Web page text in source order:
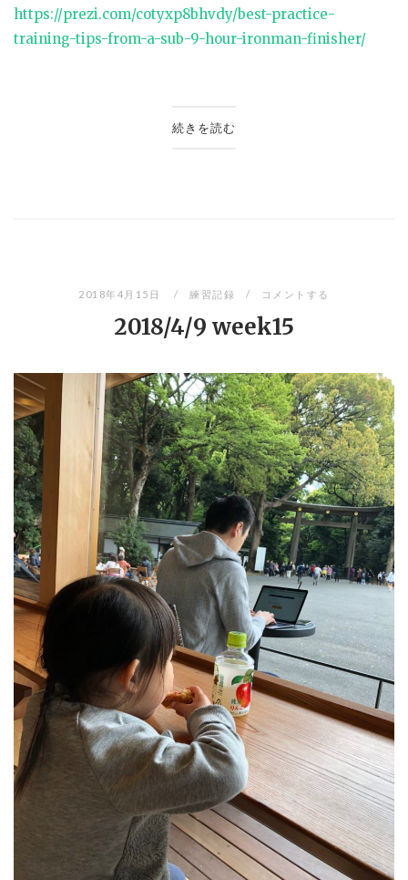
https://prezi.com/cotyxp8bhvdy/best-practice-
training-tips-from-a-sub-9-hour-ironman-finisher/
続きを読む
2018年4月15日 練習記録 コメントする
2018/4/9 week15